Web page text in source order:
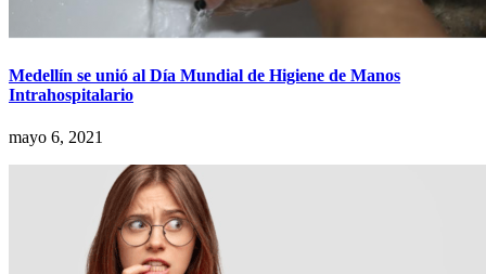
Medellín se unió al Día Mundial de Higiene de Manos
Intrahospitalario
mayo 6, 2021